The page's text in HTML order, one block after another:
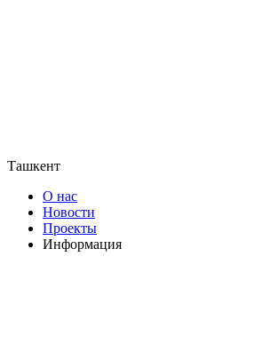
Ташкент
О нас
Новости
Проекты
Информация